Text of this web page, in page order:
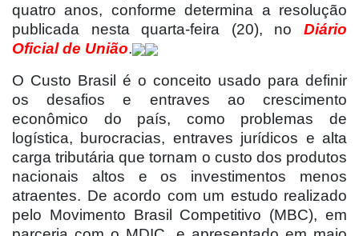
quatro anos, conforme determina a resolução
publicada nesta quarta-feira (20), no Diário
Oficial de União.
O Custo Brasil é o conceito usado para definir
os desafios e entraves ao crescimento
econômico do país, como problemas de
logística, burocracias, entraves jurídicos e alta
carga tributária que tornam o custo dos produtos
nacionais altos e os investimentos menos
atraentes. De acordo com um estudo realizado
pelo Movimento Brasil Competitivo (MBC), em